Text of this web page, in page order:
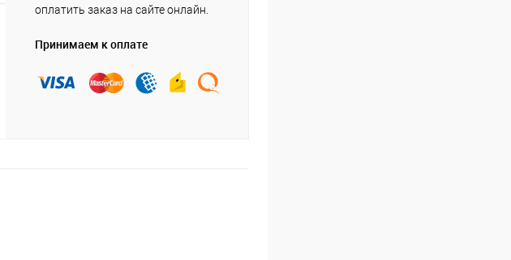
оплатить заказ на сайте онлайн.
Принимаем к оплате